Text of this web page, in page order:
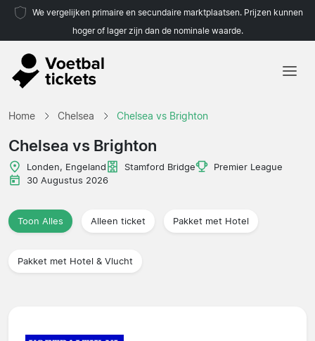
We vergelijken primaire en secundaire marktplaatsen. Prijzen kunnen
hoger of lager zijn dan de nominale waarde.
Home Chelsea Chelsea vs Brighton
Chelsea vs Brighton
Londen, Engeland Stamford Bridge
Premier League
30 Augustus 2026
Toon Alles Alleen ticket Pakket met Hotel
Pakket met Hotel & Vlucht